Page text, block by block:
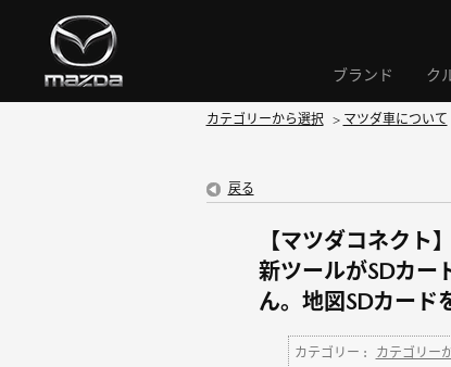
ブランド ク
カテゴリーから選択 > マツダ車について
戻る
【マツダコネクト
新ツールがSDカ
ん。地図SDカード
カテゴリー : カテゴリー